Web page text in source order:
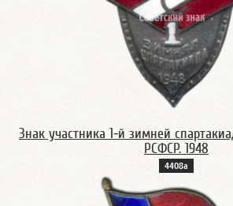
Знак участника 1-й зимней
РСФСР. 1948
4408а